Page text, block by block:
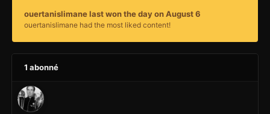
ouertanislimane last won the day on August 6
ouertanislimane had the most liked content!
1 abonné